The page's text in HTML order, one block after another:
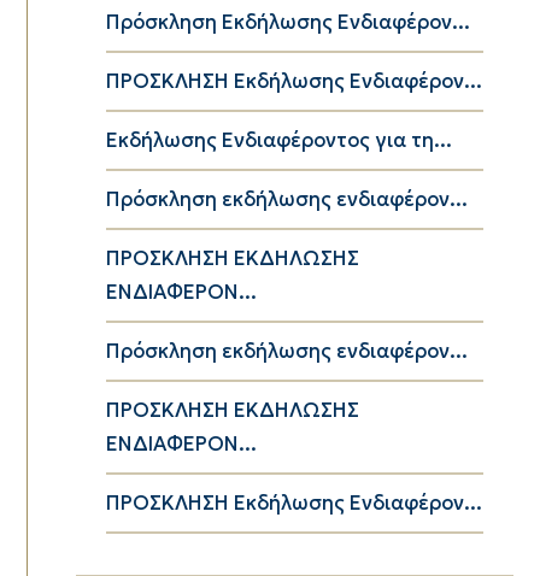
Πρόσκληση Εκδήλωσης Ενδιαφέρον...
ΠΡΟΣΚΛΗΣΗ Εκδήλωσης Ενδιαφέρον...
Εκδήλωσης Ενδιαφέροντος για τη...
Πρόσκληση εκδήλωσης ενδιαφέρον...
ΠΡΟΣΚΛΗΣΗ ΕΚΔΗΛΩΣΗΣ
ΕΝΔΙΑΦΕΡΟΝ...
Πρόσκληση εκδήλωσης ενδιαφέρον...
ΠΡΟΣΚΛΗΣΗ ΕΚΔΗΛΩΣΗΣ
ΕΝΔΙΑΦΕΡΟΝ...
ΠΡΟΣΚΛΗΣΗ Εκδήλωσης Ενδιαφέρον...